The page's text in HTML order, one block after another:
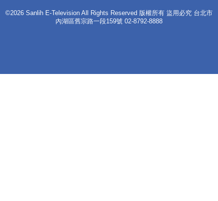
©2026 Sanlih E-Television All Rights Reserved 版權所有 盜用必究 台北市
內湖區舊宗路一段159號 02-8792-8888